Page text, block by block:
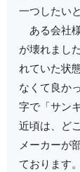
一つしたい
ある会社
が壊れまし
れていた状
なくて良か
字で「サン
近頃は、ど
メーカーが
ております。